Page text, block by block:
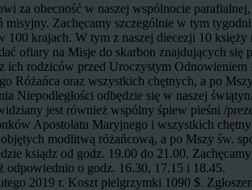
obecność w naszej wspólnocie parafialnej,
Zachęcamy szczególnie w tym
krajach. W tym z naszej diecezji 10
ofiary na Misje do skarbon znajdujących się
rodziców przed Uroczystym Odnowieniem
Różańca oraz wszystkich chętnych, a po
Niepodległości odbędzie się w naszej
jest również wspólny śpiew pieśni /
Apostolatu Maryjnego i wszystkich
modlitwą różańcową, a po Mszy św.
ksiądz od godz. 19.00 do 21.00.
odpowiednio o godz. 16.30, 17.15 i 18.45.
2019 r. Koszt pielgrzymki 1090 $.